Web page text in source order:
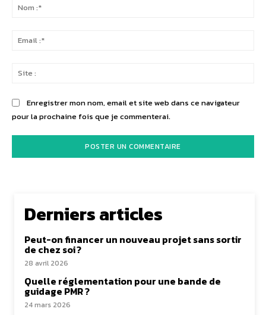
Enregistrer mon nom, email et site web dans ce navigateur
pour la prochaine fois que je commenterai.
Derniers articles
Peut-on financer un nouveau projet sans sortir
de chez soi ?
28 avril 2026
Quelle réglementation pour une bande de
guidage PMR ?
24 mars 2026